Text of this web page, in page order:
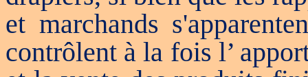
et marchands
contrôlent à la fois l’